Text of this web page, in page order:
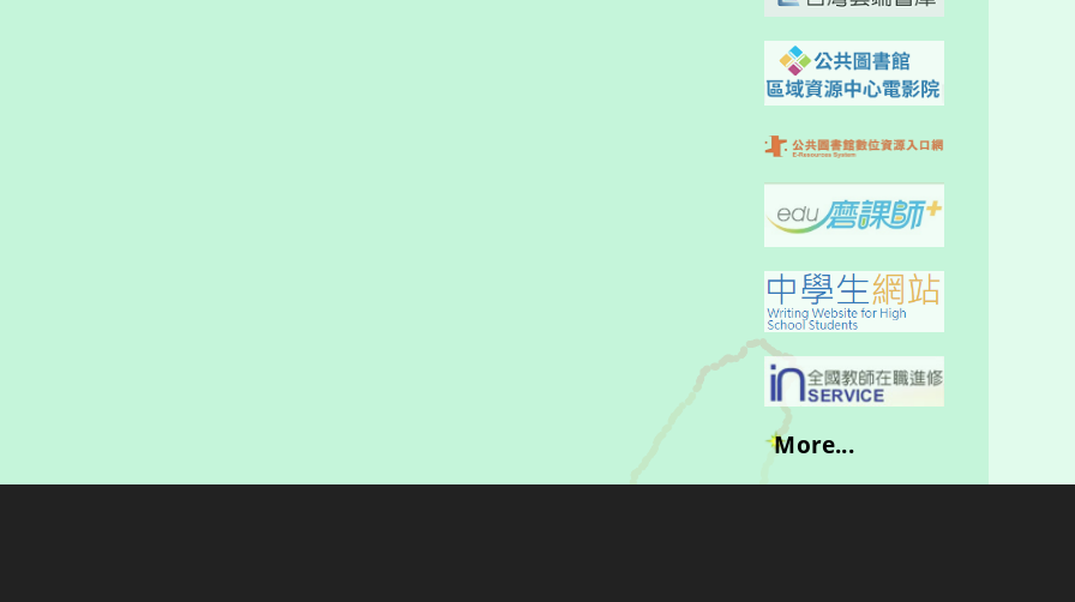
More...